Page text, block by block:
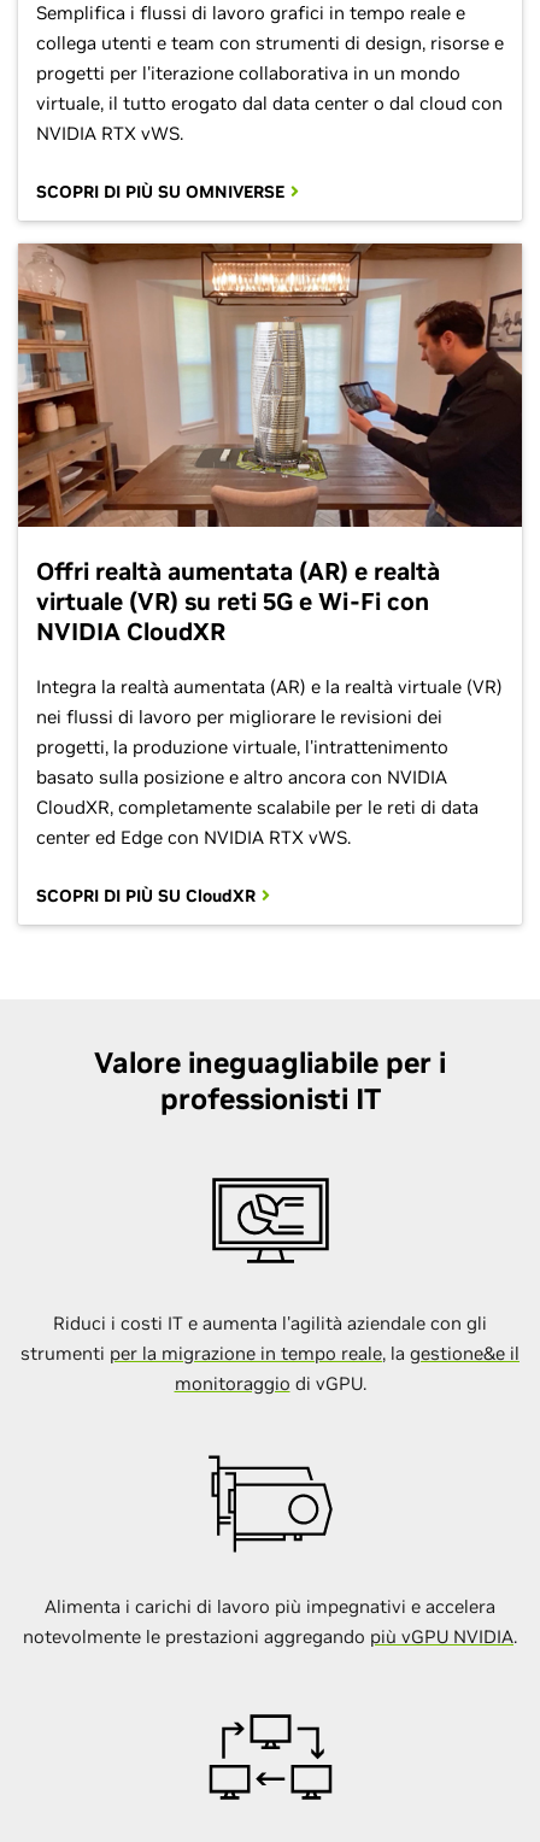
Semplifica i flussi di lavoro grafici in tempo reale e
collega utenti e team con strumenti di design, risorse e
progetti per l'iterazione collaborativa in un mondo
virtuale, il tutto erogato dal data center o dal cloud con
NVIDIA RTX vWS.
SCOPRI DI PIÙ SU OMNIVERSE
Offri realtà aumentata (AR) e realtà
virtuale (VR) su reti 5G e Wi-Fi con
NVIDIA CloudXR
Integra la realtà aumentata (AR) e la realtà virtuale (VR)
nei flussi di lavoro per migliorare le revisioni dei
progetti, la produzione virtuale, l'intrattenimento
basato sulla posizione e altro ancora con NVIDIA
CloudXR, completamente scalabile per le reti di data
center ed Edge con NVIDIA RTX vWS.
SCOPRI DI PIÙ SU CloudXR
Valore ineguagliabile per i
professionisti IT
Riduci i costi IT e aumenta l'agilità aziendale con gli
strumenti per la migrazione in tempo reale, la gestione&e il
monitoraggio di vGPU.
Alimenta i carichi di lavoro più impegnativi e accelera
notevolmente le prestazioni aggregando più vGPU NVIDIA.